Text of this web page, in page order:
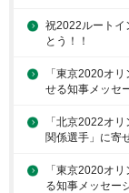
祝2022ルート
とう！！
「東京2020オ
せる知事メッセ
「北京2022オ
関係選手」に寄
「東京2020オ
る知事メッセー